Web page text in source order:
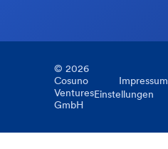
© 2026
Cosuno
Ventures
GmbH
Impressum
Einstellungen